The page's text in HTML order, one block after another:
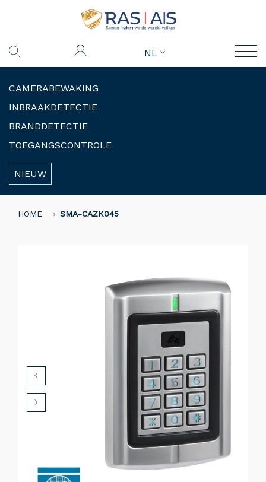
NL
CAMERABEWAKING
INBRAAKDETECTIE
BRANDDETECTIE
TOEGANGSCONTROLE
NIEUW
HOME SMA-CAZK045